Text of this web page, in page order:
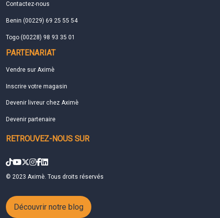
Contactez-nous
Benin (00229) 69 25 55 54
Togo (00228) 98 93 35 01
PARTENARIAT
Vendre sur Aximè
Inscrire votre magasin
Devenir livreur chez Aximè
Devenir partenaire
RETROUVEZ-NOUS SUR
© 2023 Aximè. Tous droits réservés
Découvrir notre blog